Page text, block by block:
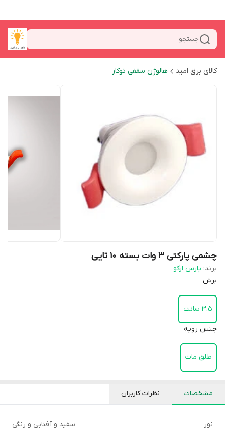
جستجو
کالای برق امید هالوژن سقفی توکار
چشمی پارکتی ۳ وات بسته ۱۰ تایی
برند: پارس ارکو
برش
۳.۵ سانت
جنس رویه
طلق مات
مشخصات نظرات کاربران
نور سفید و آفتابی و رنگی